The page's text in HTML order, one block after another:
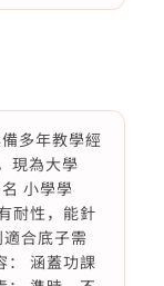
多年教學經
現為大學
小學學
耐性，能針
合底子需
： 涵蓋功課